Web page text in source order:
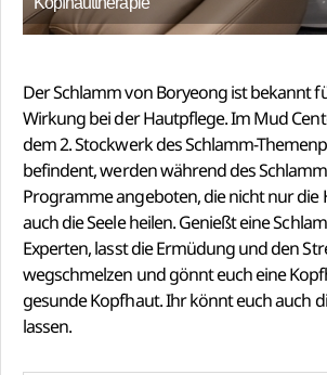
Der Schlamm von Boryeong ist bekannt
Wirkung bei der Hautpflege. Im Mud
dem 2. Stockwerk des Schlamm-
befindent, werden während des
Programme angeboten, die nicht nur die
auch die Seele heilen. Genießt eine
Experten, lasst die Ermüdung und den
wegschmelzen und gönnt euch eine
gesunde Kopfhaut. Ihr könnt euch auch
lassen.